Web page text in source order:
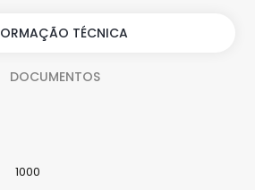
TÉCNICA
DOCUMENTOS
1000